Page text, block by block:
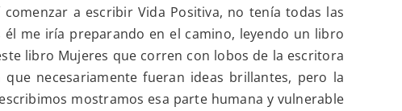
a escribir Vida Positiva, no tenía todas las
me iría preparando en el camino, leyendo un libro
libro Mujeres que corren con lobos de la escritora
necesariamente fueran ideas brillantes, pero la
mostramos esa parte humana y vulnerable